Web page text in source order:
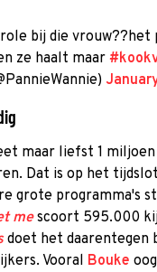
bij die
ze haalt maar
maar liefst 1 miljoen
Dat is op het
grote programma's
mescoort 595.000
doet het daarentegen
Vooral Bouke